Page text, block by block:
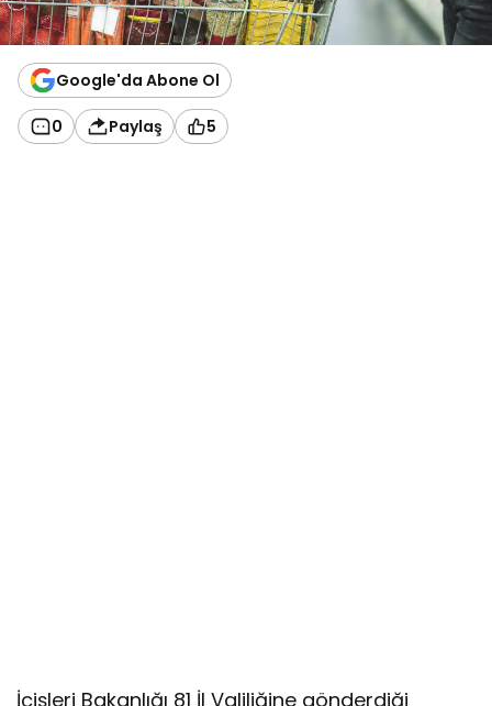
Google'da Abone Ol
0 Paylaş 5
İçişleri Bakanlığı 81 İl Valiliğine gönderdiği